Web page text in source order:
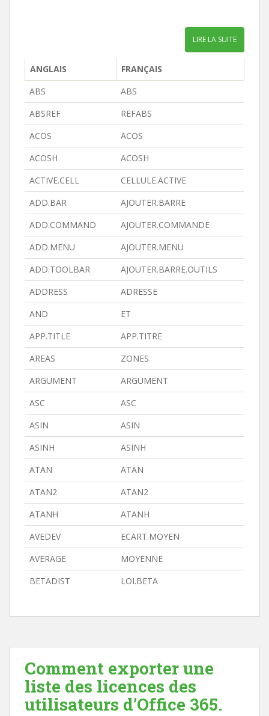
LIRE LA SUITE
ANGLAIS
FRANÇAIS
ABS
ABS
ABSREF
REFABS
ACOS
ACOS
ACOSH
ACOSH
ACTIVE.CELL
CELLULE.ACTIVE
ADD.BAR
AJOUTER.BARRE
ADD.COMMAND
AJOUTER.COMMANDE
ADD.MENU
AJOUTER.MENU
ADD.TOOLBAR
AJOUTER.BARRE.OUTILS
ADDRESS
ADRESSE
AND
ET
APP.TITLE
APP.TITRE
AREAS
ZONES
ARGUMENT
ARGUMENT
ASC
ASC
ASIN
ASIN
ASINH
ASINH
ATAN
ATAN
ATAN2
ATAN2
ATANH
ATANH
AVEDEV
ECART.MOYEN
AVERAGE
MOYENNE
BETADIST
LOI.BETA
Comment exporter une
liste des licences des
utilisateurs d’Office 365.